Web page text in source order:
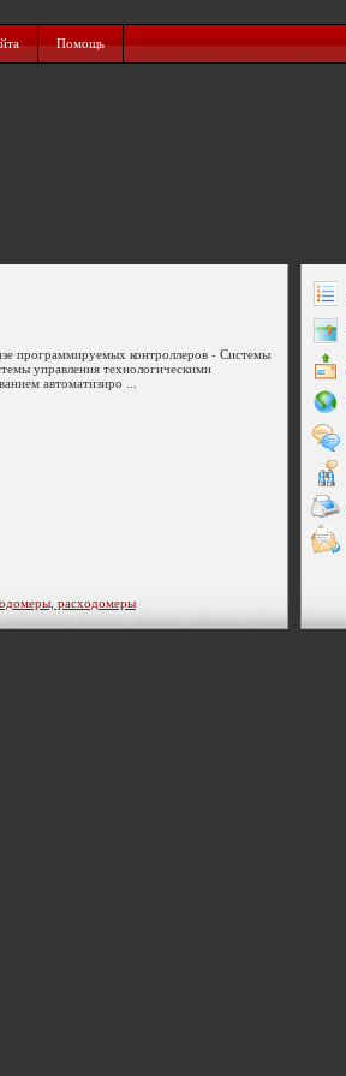
Помощь
программируемых контроллеров - Системы
управления технологическими
автоматизиро ...
расходомеры